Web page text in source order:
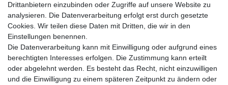
Hiermit bestätige ich, dass ich dieDaten­schutz­erklärunggelesen habe. Meine
Einwilligung kann ich jederzeit widerrufen.**
** Hierbei handelt es sich um ein Pflichtfeld.
Drittanbietern einzubinden oder Zugriffe auf unsere Website zu
analysieren. Die Datenverarbeitung erfolgt erst durch gesetzte
Cookies. Wir teilen diese Daten mit Dritten, die wir in den
Einstellungen benennen.
Die Datenverarbeitung kann mit Einwilligung oder aufgrund eines
berechtigten Interesses erfolgen. Die Zustimmung kann erteilt
oder abgelehnt werden. Es besteht das Recht, nicht einzuwilligen
und die Einwilligung zu einem späteren Zeitpunkt zu ändern oder